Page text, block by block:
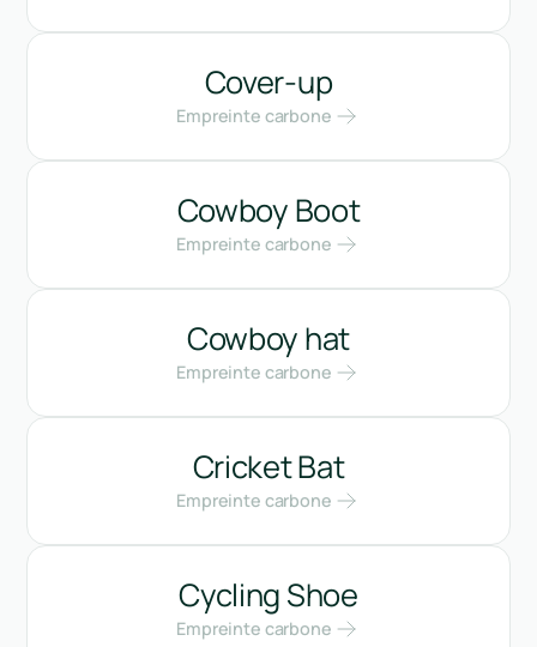
Cover-up
Empreinte carbone
Cowboy Boot
Empreinte carbone
Cowboy hat
Empreinte carbone
Cricket Bat
Empreinte carbone
Cycling Shoe
Empreinte carbone